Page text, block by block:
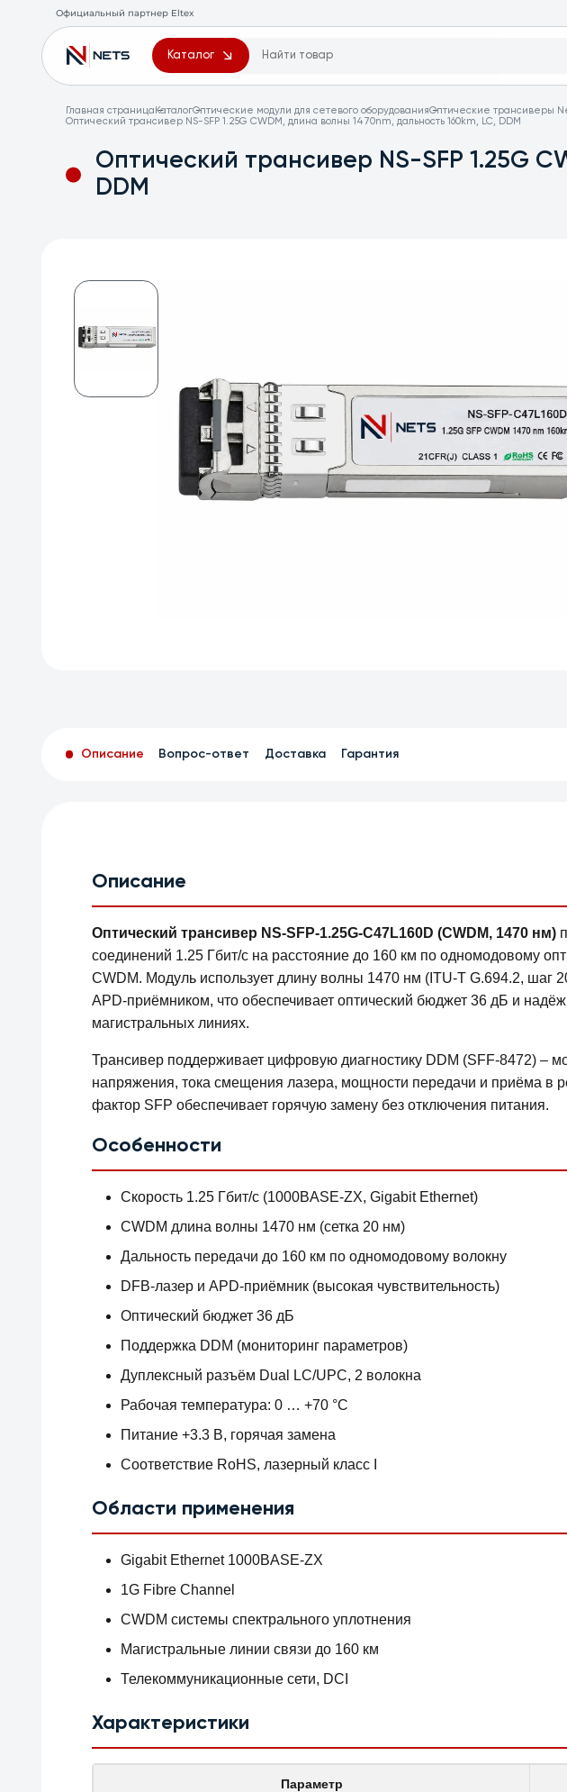
Официальный партнер Eltex
Каталог
Главная страницаКаталогОптические модули для сетевого оборудованияОптические трансиверы
Оптический трансивер NS-SFP 1.25G CWDM, длина волны 1470nm, дальность 160km, LC, DDM
Оптический трансивер NS-SFP 1.25G
DDM
Описание Вопрос-ответ Доставка Гарантия
Описание
Оптический трансивер NS-SFP-1.25G-C47L160D (CWDM, 1470 нм)
соединений 1.25 Гбит/с на расстояние до 160 км по одномодовому
CWDM. Модуль использует длину волны 1470 нм (ITU‑T G.694.2, шаг
APD-приёмником, что обеспечивает оптический бюджет 36 дБ и
магистральных линиях.
Трансивер поддерживает цифровую диагностику DDM (SFF‑8472) –
напряжения, тока смещения лазера, мощности передачи и приёма в
фактор SFP обеспечивает горячую замену без отключения питания.
Особенности
Скорость 1.25 Гбит/с (1000BASE‑ZX, Gigabit Ethernet)
CWDM длина волны 1470 нм (сетка 20 нм)
Дальность передачи до 160 км по одномодовому волокну
DFB-лазер и APD-приёмник (высокая чувствительность)
Оптический бюджет 36 дБ
Поддержка DDM (мониторинг параметров)
Дуплексный разъём Dual LC/UPC, 2 волокна
Рабочая температура: 0 … +70 °C
Питание +3.3 В, горячая замена
Соответствие RoHS, лазерный класс I
Области применения
Gigabit Ethernet 1000BASE‑ZX
1G Fibre Channel
CWDM системы спектрального уплотнения
Магистральные линии связи до 160 км
Телекоммуникационные сети, DCI
Характеристики
Параметр